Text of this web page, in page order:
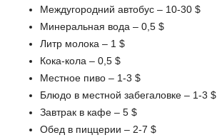
Междугородний автобус – 10-30 $
Минеральная вода – 0,5 $
Литр молока – 1 $
Кока-кола – 0,5 $
Местное пиво – 1-3 $
Блюдо в местной забегаловке – 1-3 $
Завтрак в кафе – 5 $
Обед в пиццерии – 2-7 $